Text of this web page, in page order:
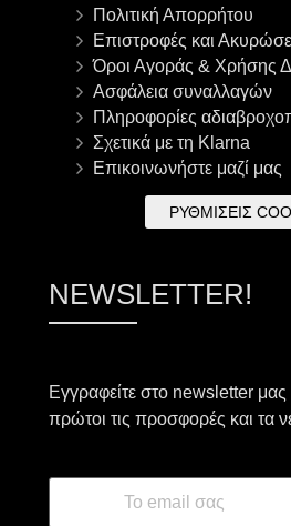
Πολιτική Απορρήτου
Επιστροφές και
Όροι Αγοράς & Χρήσης
Ασφάλεια συναλλαγών
Πληροφορίες
Σχετικά με τη Klarna
Επικοινωνήστε μαζί μας
ΡΥΘΜΊΣΕΙΣ
NEWSLETTER!
Εγγραφείτε στο newsletter μας
πρώτοι τις προσφορές και τα